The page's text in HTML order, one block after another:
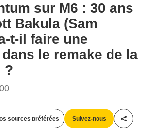
sur M6 : 30 ans
Bakula (Sam
t-il faire une
le remake de la
?
sources préférées Suivez-nous